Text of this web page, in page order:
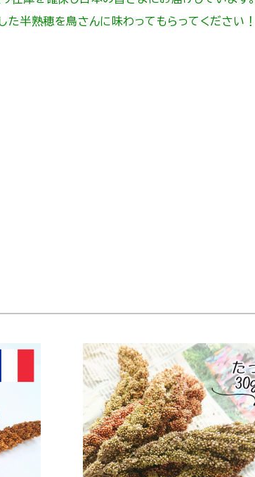
た半熟穂を鳥さんに味わってもらってください！